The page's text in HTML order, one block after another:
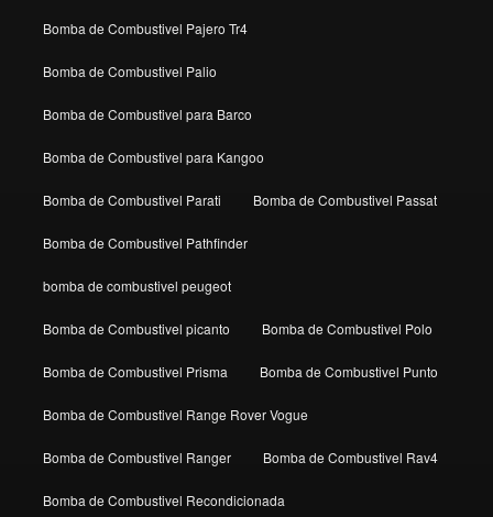
Bomba de Combustivel Pajero Tr4
Bomba de Combustivel Palio
Bomba de Combustivel para Barco
Bomba de Combustivel para Kangoo
Bomba de Combustivel Parati Bomba de Combustivel Passat
Bomba de Combustivel Pathfinder
bomba de combustivel peugeot
Bomba de Combustivel picanto Bomba de Combustivel Polo
Bomba de Combustivel Prisma Bomba de Combustivel Punto
Bomba de Combustivel Range Rover Vogue
Bomba de Combustivel Ranger Bomba de Combustivel Rav4
Bomba de Combustivel Recondicionada